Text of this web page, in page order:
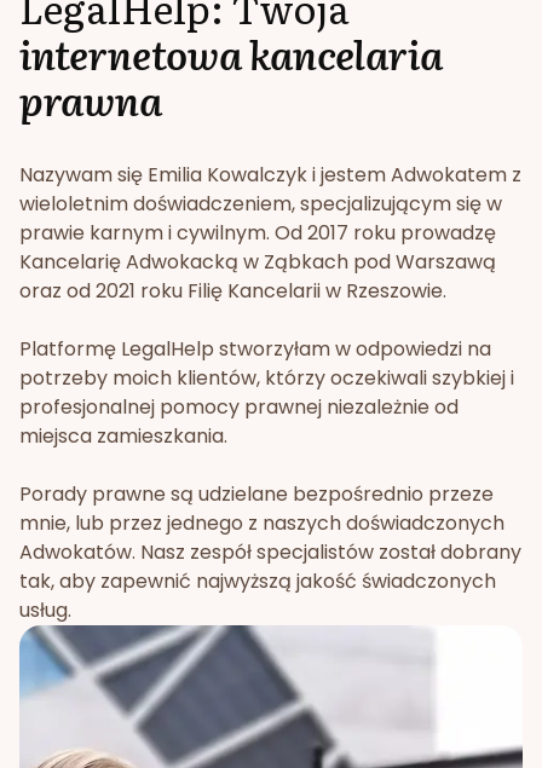
internetowa kancelaria
prawna
Nazywam się Emilia Kowalczyk i jestem Adwokatem z
wieloletnim doświadczeniem, specjalizującym się w
prawie karnym i cywilnym. Od 2017 roku prowadzę
Kancelarię Adwokacką w Ząbkach pod Warszawą
oraz od 2021 roku Filię Kancelarii w Rzeszowie.
Platformę LegalHelp stworzyłam w odpowiedzi na
potrzeby moich klientów, którzy oczekiwali szybkiej i
profesjonalnej pomocy prawnej niezależnie od
miejsca zamieszkania.
Porady prawne są udzielane bezpośrednio przeze
mnie, lub przez jednego z naszych doświadczonych
Adwokatów. Nasz zespół specjalistów został dobrany
tak, aby zapewnić najwyższą jakość świadczonych
usług.